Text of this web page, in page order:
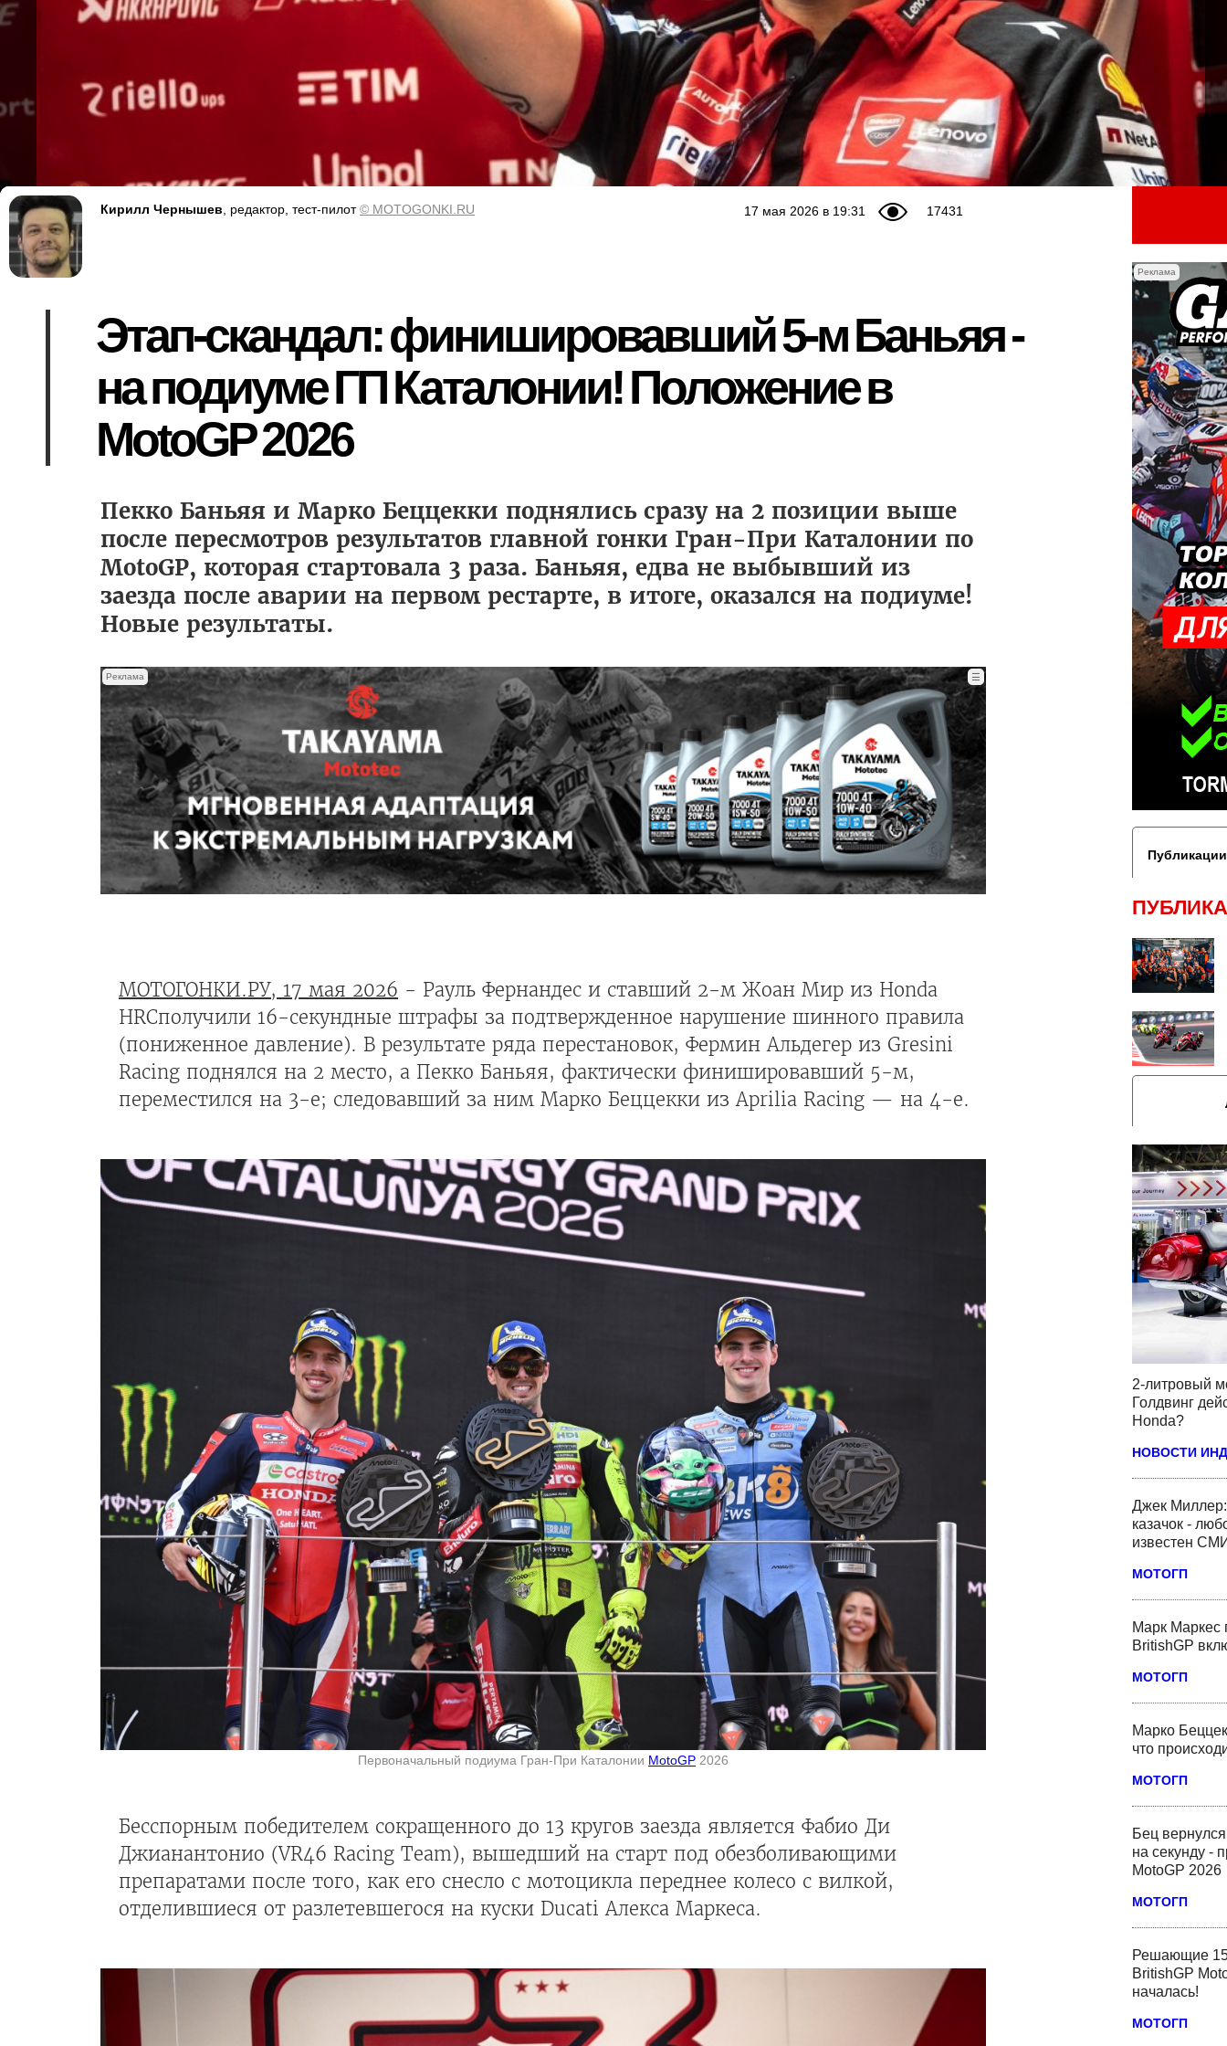
Реклама
2-литровый
Голдвинг
Honda?
НОВОСТИ
Джек Миллер:
казачок -
известен
МОТОГП
Марк Маркес
BritishGP
МОТОГП
Марко
что
МОТОГП
Бец
на секунду -
MotoGP 2026
МОТОГП
Решающие 15
BritishGP
началась!
МОТОГП
17431
17 мая 2026 в 19:31
Кирилл Чернышев , редактор, тест-пилот© MOTOGONKI.RU
Этап-скандал: финишировавший 5-м Баньяя -
на подиуме ГП Каталонии! Положение в
MotoGP 2026
Пекко Баньяя и Марко Беццекки поднялись сразу на 2 позиции выше
после пересмотров результатов главной гонки Гран-При Каталонии по
MotoGP, которая стартовала 3 раза. Баньяя, едва не выбывший из
заезда после аварии на первом рестарте, в итоге, оказался на подиуме!
Новые результаты.
Реклама ☰
МОТОГОНКИ.РУ, 17 мая 2026 - Рауль Фернандес и ставший 2-м Жоан Мир из Honda
HRCполучили 16-секундные штрафы за подтвержденное нарушение шинного правила
(пониженное давление). В результате ряда перестановок, Фермин Альдегер из Gresini
Racing поднялся на 2 место, а Пекко Баньяя, фактически финишировавший 5-м,
переместился на 3-е; следовавший за ним Марко Беццекки из Aprilia Racing — на 4-е.
Первоначальный подиума Гран-При Каталонии MotoGP 2026
Бесспорным победителем сокращенного до 13 кругов заезда является Фабио Ди
Джианантонио (VR46 Racing Team), вышедший на старт под обезболивающими
препаратами после того, как его снесло с мотоцикла переднее колесо с вилкой,
отделившиеся от разлетевшегося на куски Ducati Алекса Маркеса.